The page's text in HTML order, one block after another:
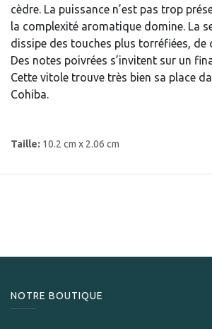
cèdre. La puissance n’est pas trop
la complexité aromatique domine. La
dissipe des touches plus torréfiées, de
Des notes poivrées s’invitent sur un
Cette vitole trouve très bien sa place
Cohiba.
Taille: 10.2 cm x 2.06 cm
NOTRE BOUTIQUE